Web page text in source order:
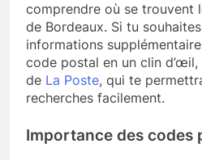
comprendre où se trouvent
de Bordeaux. Si tu
informations
code postal en un clin
de La Poste, qui te
recherches facilement.
Importance des codes